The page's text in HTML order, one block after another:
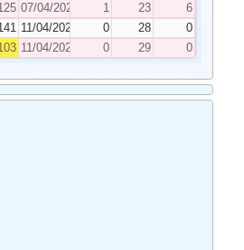
07/04/2023 1 23
6
11/04/2023 0 28
0
11/04/2023 0 29 0